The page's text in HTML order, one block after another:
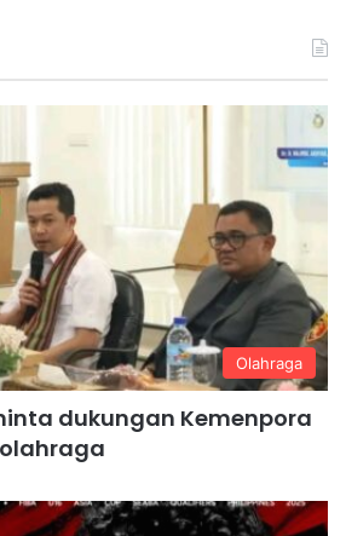
Olahraga
dukungan Kemenpora